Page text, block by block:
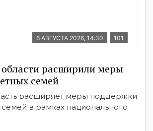
6 АВГУСТА 2026, 14:30 101
расширили меры
семей
расширяет меры поддержки
в рамках национального